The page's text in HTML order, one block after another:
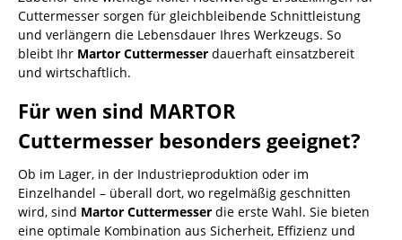
Cuttermesser sorgen für gleichbleibende Schnittleistung
und verlängern die Lebensdauer Ihres Werkzeugs. So
bleibt Ihr Martor Cuttermesser dauerhaft einsatzbereit
und wirtschaftlich.
Für wen sind MARTOR
Cuttermesser besonders geeignet?
Ob im Lager, in der Industrieproduktion oder im
Einzelhandel – überall dort, wo regelmäßig geschnitten
wird, sind Martor Cuttermesser die erste Wahl. Sie bieten
eine optimale Kombination aus Sicherheit, Effizienz und